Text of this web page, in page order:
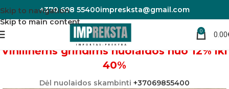
Skip to navigation
Skip to main content
+370 698 55400impresksta@gmail.com
0 0.00
Pradžia Vinilinės grindys
Vinilinėms grindims nuolaidos nuo 12% iki
40%
Dėl nuolaidos skambinti +37069855400